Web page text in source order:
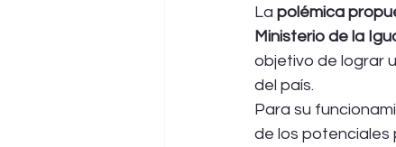
La polémica
Ministerio de la
objetivo de lograr
del país.
Para su
de los potenciales